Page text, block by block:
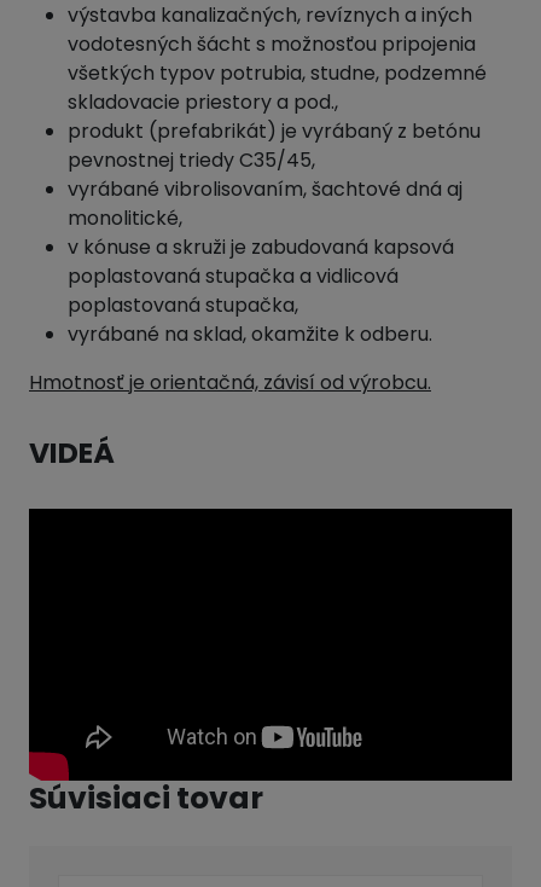
výstavba kanalizačných, revíznych a iných
vodotesných šácht s možnosťou pripojenia
všetkých typov potrubia, studne, podzemné
skladovacie priestory a pod.,
produkt (prefabrikát) je vyrábaný z betónu
pevnostnej triedy C35/45,
vyrábané vibrolisovaním, šachtové dná aj
monolitické,
v kónuse a skruži je zabudovaná kapsová
poplastovaná stupačka a vidlicová
poplastovaná stupačka,
vyrábané na sklad, okamžite k odberu.
Hmotnosť je orientačná, závisí od výrobcu.
VIDEÁ
Súvisiaci tovar